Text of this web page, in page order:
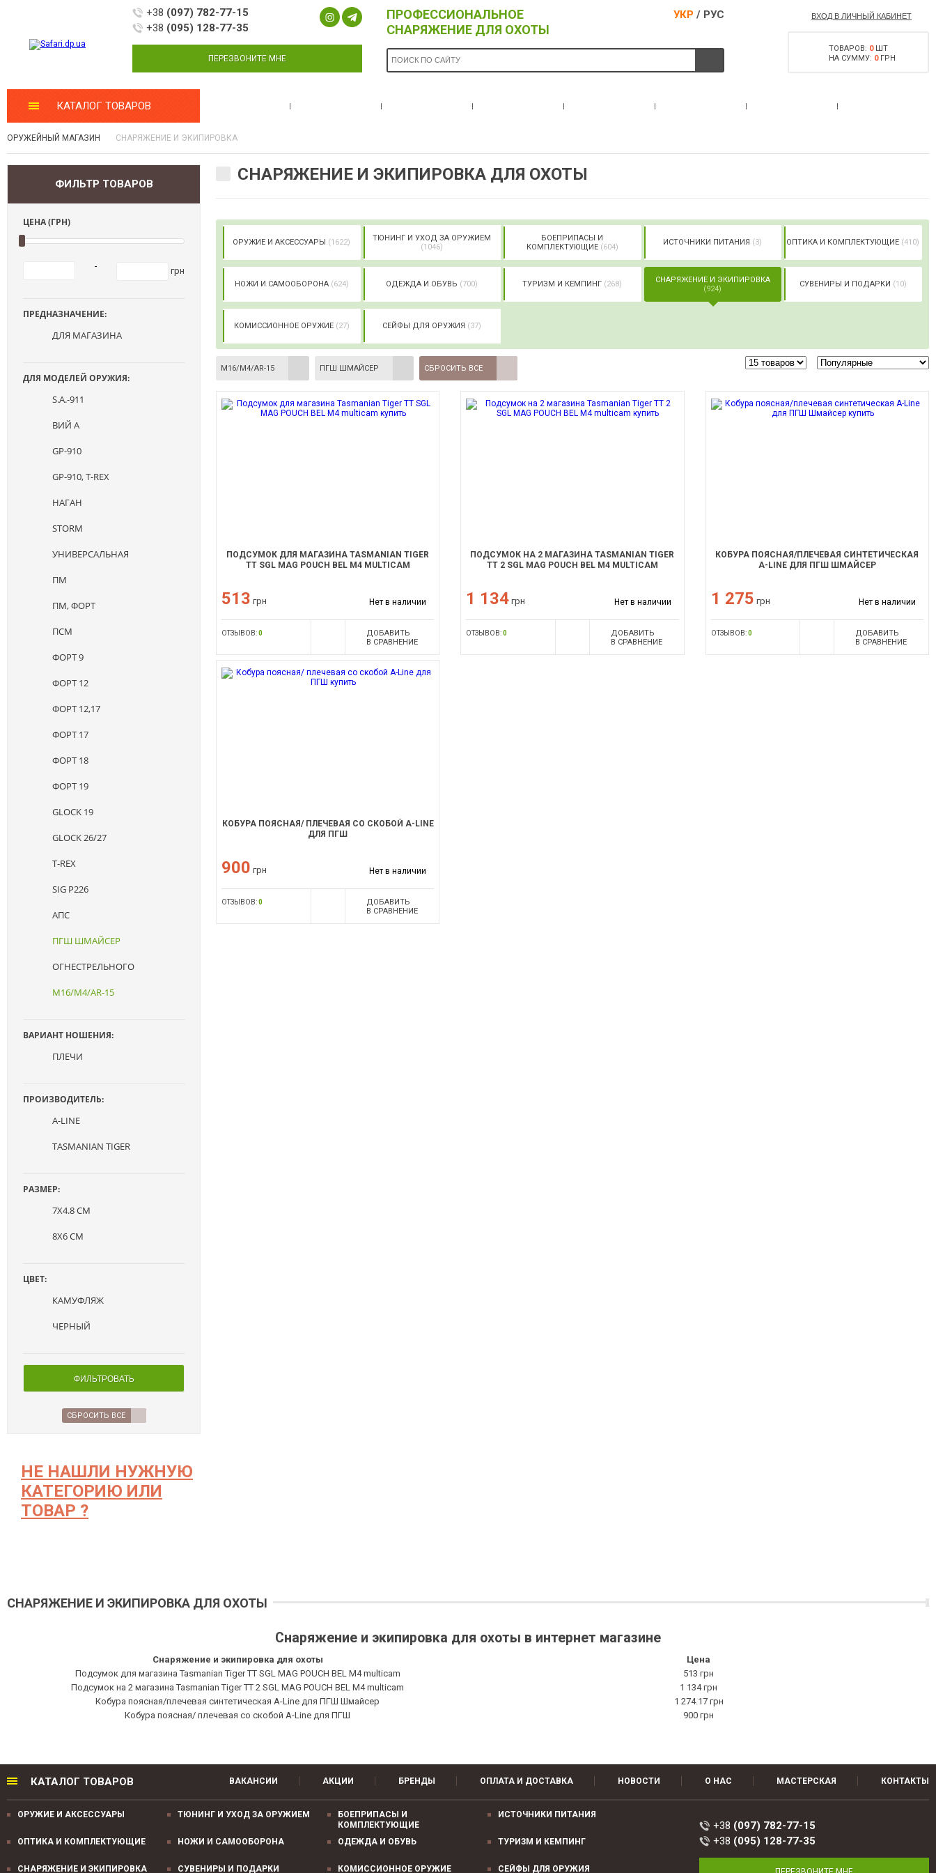
+38 (097) 782-77-15
+38 (095) 128-77-35
ПЕРЕЗВОНИТЕ МНЕ
ПРОФЕССИОНАЛЬНОЕ
СНАРЯЖЕНИЕ ДЛЯ ОХОТЫ
УКР / РУС ВХОД В ЛИЧНЫЙ КАБИНЕТ
ТОВАРОВ: 0ШТ
НА СУММУ: 0ГРН
КАТАЛОГ ТОВАРОВ
ОРУЖЕЙНЫЙ МАГАЗИН СНАРЯЖЕНИЕ И ЭКИПИРОВКА
ФИЛЬТР ТОВАРОВ
ЦЕНА (ГРН)
- грн
ПРЕДНАЗНАЧЕНИЕ:
ДЛЯ МАГАЗИНА
ДЛЯ МОДЕЛЕЙ ОРУЖИЯ:
S.A.-911
ВИЙ А
GP-910
GP-910, T-REX
НАГАН
STORM
УНИВЕРСАЛЬНАЯ
ПМ
ПМ, ФОРТ
ПСМ
ФОРТ 9
ФОРТ 12
ФОРТ 12,17
ФОРТ 17
ФОРТ 18
ФОРТ 19
GLOCK 19
GLOCK 26/27
T-REX
SIG P226
АПС
ПГШ ШМАЙСЕР
ОГНЕСТРЕЛЬНОГО
M16/M4/AR-15
ВАРИАНТ НОШЕНИЯ:
ПЛЕЧИ
ПРОИЗВОДИТЕЛЬ:
A-LINE
TASMANIAN TIGER
РАЗМЕР:
7X4.8 СМ
8X6 СМ
ЦВЕТ:
КАМУФЛЯЖ
ЧЕРНЫЙ
ФИЛЬТРОВАТЬ
СБРОСИТЬ ВСЕ
НЕ НАШЛИ НУЖНУЮ
КАТЕГОРИЮ ИЛИ
ТОВАР ?
СНАРЯЖЕНИЕ И ЭКИПИРОВКА ДЛЯ ОХОТЫ
ОРУЖИЕ И АКСЕССУАРЫ (1622)
ТЮНИНГ И УХОД ЗА ОРУЖИЕМ
(1046)
БОЕПРИПАСЫ И
КОМПЛЕКТУЮЩИЕ (604)
ИСТОЧНИКИ ПИТАНИЯ (3) ОПТИКА И КОМПЛЕКТУЮЩИЕ (410)
НОЖИ И САМООБОРОНА (624) ОДЕЖДА И ОБУВЬ (700) ТУРИЗМ И КЕМПИНГ (268)
СНАРЯЖЕНИЕ И ЭКИПИРОВКА
(924)
СУВЕНИРЫ И ПОДАРКИ (10)
КОМИССИОННОЕ ОРУЖИЕ (27) СЕЙФЫ ДЛЯ ОРУЖИЯ (37)
M16/M4/AR-15 ПГШ ШМАЙСЕР СБРОСИТЬ ВСЕ
ПОДСУМОК ДЛЯ МАГАЗИНА TASMANIAN TIGER
TT SGL MAG POUCH BEL M4 MULTICAM
513 грн Нет в наличии
ОТЗЫВОВ:0
ДОБАВИТЬ
В СРАВНЕНИЕ
ПОДСУМОК НА 2 МАГАЗИНА TASMANIAN TIGER
TT 2 SGL MAG POUCH BEL M4 MULTICAM
1 134 грн Нет в наличии
ОТЗЫВОВ:0
ДОБАВИТЬ
В СРАВНЕНИЕ
КОБУРА ПОЯСНАЯ/ПЛЕЧЕВАЯ СИНТЕТИЧЕСКАЯ
A-LINE ДЛЯ ПГШ ШМАЙСЕР
1 275 грн Нет в наличии
ОТЗЫВОВ:0
ДОБАВИТЬ
В СРАВНЕНИЕ
КОБУРА ПОЯСНАЯ/ ПЛЕЧЕВАЯ СО СКОБОЙ A-LINE
ДЛЯ ПГШ
900 грн Нет в наличии
ОТЗЫВОВ:0
ДОБАВИТЬ
В СРАВНЕНИЕ
СНАРЯЖЕНИЕ И ЭКИПИРОВКА ДЛЯ ОХОТЫ
Снаряжение и экипировка для охоты в интернет магазине
Снаряжение и экипировка для охоты
Цена
Подсумок для магазина Tasmanian Tiger TT SGL MAG POUCH BEL M4 multicam
513 грн
Подсумок на 2 магазина Tasmanian Tiger TT 2 SGL MAG POUCH BEL M4 multicam
1 134 грн
Кобура поясная/плечевая синтетическая A-Line для ПГШ Шмайсер
1 274.17 грн
Кобура поясная/ плечевая со скобой A-Line для ПГШ
900 грн
КАТАЛОГ ТОВАРОВ ВАКАНСИИ АКЦИИ БРЕНДЫ ОПЛАТА И ДОСТАВКА НОВОСТИ О НАС МАСТЕРСКАЯ КОНТАКТЫ
+38 (097) 782-77-15
+38 (095) 128-77-35
ОРУЖИЕ И АКСЕССУАРЫ ТЮНИНГ И УХОД ЗА ОРУЖИЕМ
БОЕПРИПАСЫ И
КОМПЛЕКТУЮЩИЕ
ИСТОЧНИКИ ПИТАНИЯ
ОПТИКА И КОМПЛЕКТУЮЩИЕ НОЖИ И САМООБОРОНА ОДЕЖДА И ОБУВЬ ТУРИЗМ И КЕМПИНГ
СНАРЯЖЕНИЕ И ЭКИПИРОВКА СУВЕНИРЫ И ПОДАРКИ КОМИССИОННОЕ ОРУЖИЕ СЕЙФЫ ДЛЯ ОРУЖИЯ